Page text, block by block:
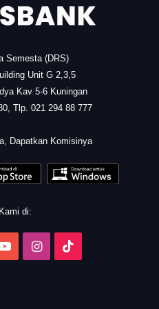
Semesta (DRS)
Unit G 2,3,5
Kav 5-6 Kuningan
Tlp. 021 294 88 777
Dapatkan Komisinya
di:
YouTubeInstagram
.